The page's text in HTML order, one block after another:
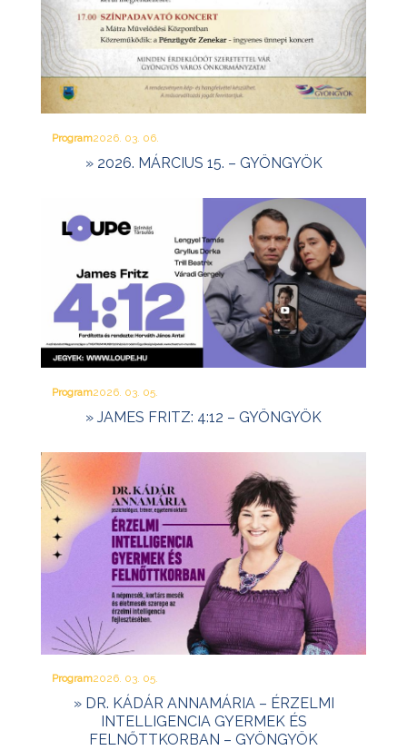
Program2026. 03. 06.
» 2026. MÁRCIUS 15. – GYÖNGYÖK
Program2026. 03. 05.
» JAMES FRITZ: 4:12 – GYÖNGYÖK
Program2026. 03. 05.
» DR. KÁDÁR ANNAMÁRIA – ÉRZELMI
INTELLIGENCIA GYERMEK ÉS
FELNŐTTKORBAN – GYÖNGYÖK